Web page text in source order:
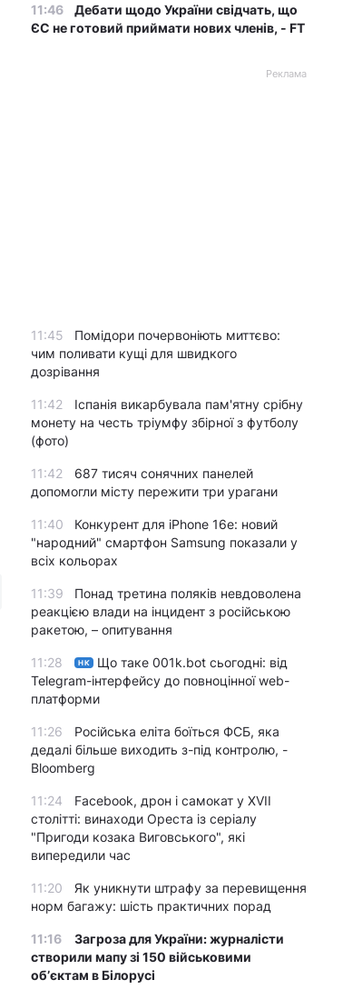
11:46
Дебати щодо України свідчать, що
ЄС не готовий приймати нових членів, - FT
Реклама
11:45
Помідори почервоніють миттєво:
чим поливати кущі для швидкого
дозрівання
11:42
Іспанія викарбувала пам'ятну срібну
монету на честь тріумфу збірної з футболу
(фото)
11:42
687 тисяч сонячних панелей
допомогли місту пережити три урагани
11:40
Конкурент для iPhone 16e: новий
"народний" смартфон Samsung показали у
всіх кольорах
11:39
Понад третина поляків невдоволена
реакцією влади на інцидент з російською
ракетою, – опитування
11:28 НК
Що таке 001k.bot сьогодні: від
Telegram-інтерфейсу до повноцінної web-
платформи
11:26
Російська еліта боїться ФСБ, яка
дедалі більше виходить з-під контролю, -
Bloomberg
11:24
Facebook, дрон і самокат у XVII
столітті: винаходи Ореста із серіалу
"Пригоди козака Виговського", які
випередили час
11:20
Як уникнути штрафу за перевищення
норм багажу: шість практичних порад
11:16
Загроза для України: журналісти
створили мапу зі 150 військовими
обʼєктам в Білорусі